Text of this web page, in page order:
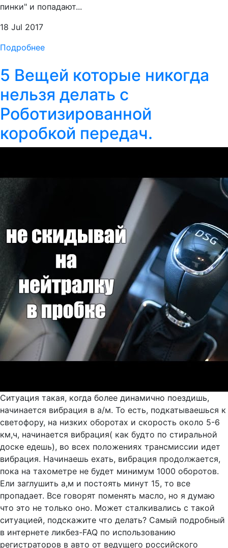
пинки" и попадают...
18 Jul 2017
Подробнее
5 Вещей которые никогда
нельзя делать с
Роботизированной
коробкой передач.
Ситуация такая, когда более динамично поездишь,
начинается вибрация в а/м. То есть, подкатываешься к
светофору, на низких оборотах и скорость около 5-6
км,ч, начинается вибрация( как будто по стиральной
доске едешь), во всех положениях трансмиссии идет
вибрация. Начинаешь ехать, вибрация продолжается,
пока на тахометре не будет минимум 1000 оборотов.
Ели заглушить а,м и постоять минут 15, то все
пропадает. Все говорят поменять масло, но я думаю
что это не только оно. Может сталкивались с такой
ситуацией, подскажите что делать? Самый подробный
в интернете ликбез-FAQ по использованию
регистраторов в авто от ведущего российского